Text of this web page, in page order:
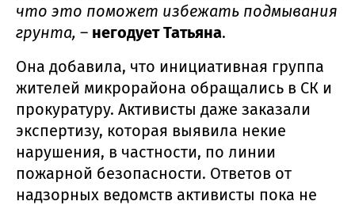
что это поможет избежать подмывания
грунта, – негодует Татьяна.
Она добавила, что инициативная группа
жителей микрорайона обращались в СК и
прокуратуру. Активисты даже заказали
экспертизу, которая выявила некие
нарушения, в частности, по линии
пожарной безопасности. Ответов от
надзорных ведомств активисты пока не